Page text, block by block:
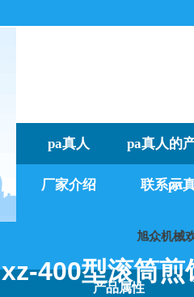
pa真人 pa真人的
示
厂家介绍 联系pa
旭众机械
xz-400型滚筒煎
产品属性